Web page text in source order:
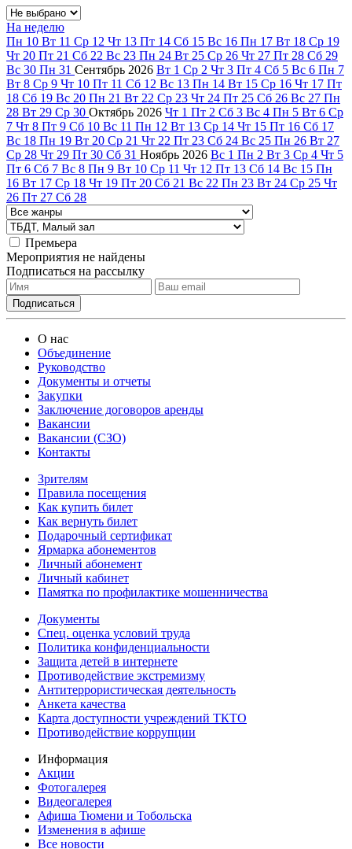
На неделю
Пн 10 Вт 11 Ср 12 Чт 13 Пт 14 Сб 15 Вс 16 Пн 17 Вт 18 Ср 19
Чт 20 Пт 21 Сб 22 Вс 23 Пн 24 Вт 25 Ср 26 Чт 27 Пт 28 Сб 29
Вс 30 Пн 31 Сентябрь 2026 Вт 1 Ср 2 Чт 3 Пт 4 Сб 5 Вс 6 Пн 7
Вт 8 Ср 9 Чт 10 Пт 11 Сб 12 Вс 13 Пн 14 Вт 15 Ср 16 Чт 17 Пт
18 Сб 19 Вс 20 Пн 21 Вт 22 Ср 23 Чт 24 Пт 25 Сб 26 Вс 27 Пн
28 Вт 29 Ср 30 Октябрь 2026 Чт 1 Пт 2 Сб 3 Вс 4 Пн 5 Вт 6 Ср
7 Чт 8 Пт 9 Сб 10 Вс 11 Пн 12 Вт 13 Ср 14 Чт 15 Пт 16 Сб 17
Вс 18 Пн 19 Вт 20 Ср 21 Чт 22 Пт 23 Сб 24 Вс 25 Пн 26 Вт 27
Ср 28 Чт 29 Пт 30 Сб 31 Ноябрь 2026 Вс 1 Пн 2 Вт 3 Ср 4 Чт 5
Пт 6 Сб 7 Вс 8 Пн 9 Вт 10 Ср 11 Чт 12 Пт 13 Сб 14 Вс 15 Пн
16 Вт 17 Ср 18 Чт 19 Пт 20 Сб 21 Вс 22 Пн 23 Вт 24 Ср 25 Чт
26 Пт 27 Сб 28
Премьера
Мероприятия не найдены
Подписаться на рассылку
О нас
Объединение
Руководство
Документы и отчеты
Закупки
Заключение договоров аренды
Вакансии
Вакансии (СЗО)
Контакты
Зрителям
Правила посещения
Как купить билет
Как вернуть билет
Подарочный сертификат
Ярмарка абонементов
Личный абонемент
Личный кабинет
Памятка по профилактике мошенничества
Документы
Спец. оценка условий труда
Политика конфиденциальности
Защита детей в интернете
Противодействие экстремизму
Антитеррористическая деятельность
Анкета качества
Карта доступности учреждений ТКТО
Противодействие коррупции
Информация
Акции
Фотогалерея
Видеогалерея
Афиша Тюмени и Тобольска
Изменения в афише
Все новости